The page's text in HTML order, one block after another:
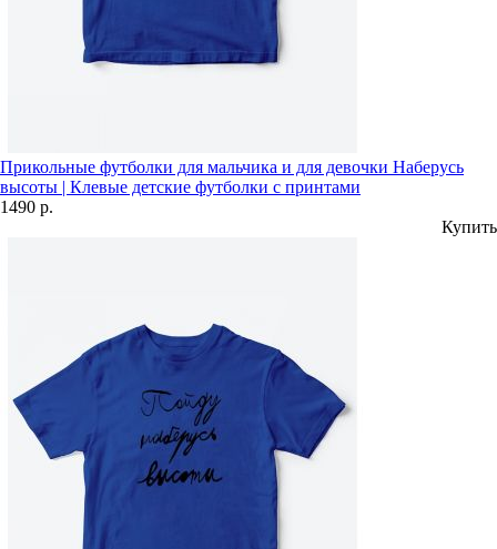
Прикольные футболки для мальчика и для девочки Наберусь
высоты | Клевые детские футболки с принтами
1490 р.
Купить